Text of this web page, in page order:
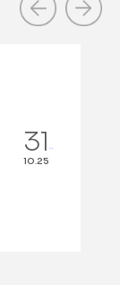
31
10.25